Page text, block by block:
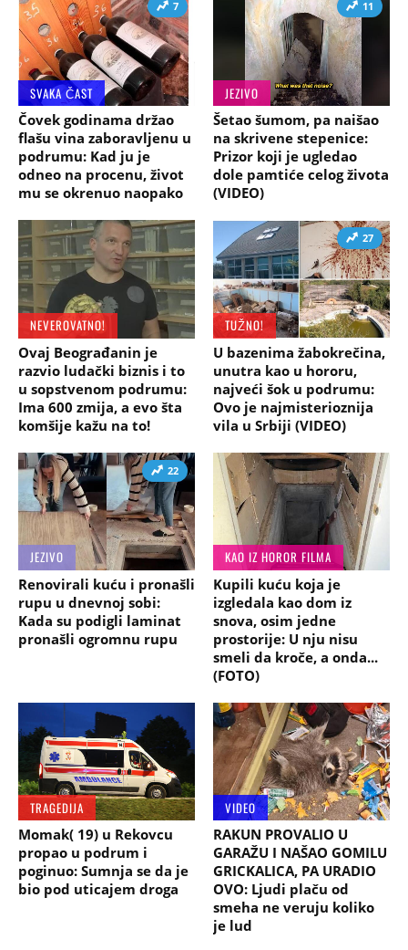
7
SVAKA ČAST
Čovek godinama držao
flašu vina zaboravljenu u
podrumu: Kad ju je
odneo na procenu, život
mu se okrenuo naopako
11
JEZIVO
Šetao šumom, pa naišao
na skrivene stepenice:
Prizor koji je ugledao
dole pamtiće celog života
(VIDEO)
NEVEROVATNO!
Ovaj Beograđanin je
razvio ludački biznis i to
u sopstvenom podrumu:
Ima 600 zmija, a evo šta
komšije kažu na to!
27
TUŽNO!
U bazenima žabokrečina,
unutra kao u hororu,
najveći šok u podrumu:
Ovo je najmisterioznija
vila u Srbiji (VIDEO)
22
JEZIVO
Renovirali kuću i pronašli
rupu u dnevnoj sobi:
Kada su podigli laminat
pronašli ogromnu rupu
KAO IZ HOROR FILMA
Kupili kuću koja je
izgledala kao dom iz
snova, osim jedne
prostorije: U nju nisu
smeli da kroče, a onda...
(FOTO)
TRAGEDIJA
Momak( 19) u Rekovcu
propao u podrum i
poginuo: Sumnja se da je
bio pod uticajem droga
VIDEO
RAKUN PROVALIO U
GARAŽU I NAŠAO GOMILU
GRICKALICA, PA URADIO
OVO: Ljudi plaču od
smeha ne veruju koliko
je lud